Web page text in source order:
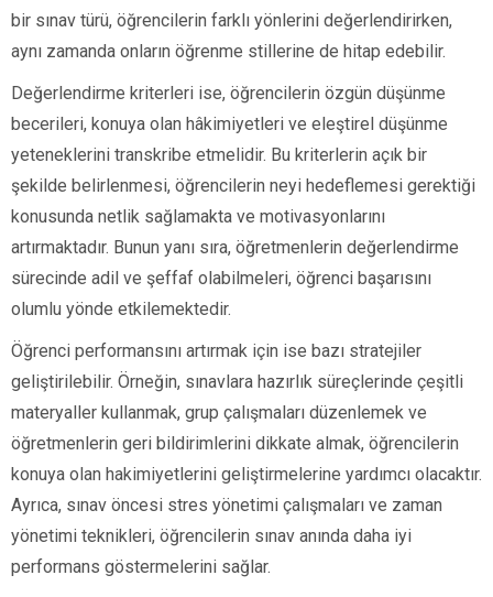
bir sınav türü, öğrencilerin farklı yönlerini değerlendirirken,
aynı zamanda onların öğrenme stillerine de hitap edebilir.
Değerlendirme kriterleri ise, öğrencilerin özgün düşünme
becerileri, konuya olan hâkimiyetleri ve eleştirel düşünme
yeteneklerini transkribe etmelidir. Bu kriterlerin açık bir
şekilde belirlenmesi, öğrencilerin neyi hedeflemesi gerektiği
konusunda netlik sağlamakta ve motivasyonlarını
artırmaktadır. Bunun yanı sıra, öğretmenlerin değerlendirme
sürecinde adil ve şeffaf olabilmeleri, öğrenci başarısını
olumlu yönde etkilemektedir.
Öğrenci performansını artırmak için ise bazı stratejiler
geliştirilebilir. Örneğin, sınavlara hazırlık süreçlerinde çeşitli
materyaller kullanmak, grup çalışmaları düzenlemek ve
öğretmenlerin geri bildirimlerini dikkate almak, öğrencilerin
konuya olan hakimiyetlerini geliştirmelerine yardımcı olacaktır.
Ayrıca, sınav öncesi stres yönetimi çalışmaları ve zaman
yönetimi teknikleri, öğrencilerin sınav anında daha iyi
performans göstermelerini sağlar.